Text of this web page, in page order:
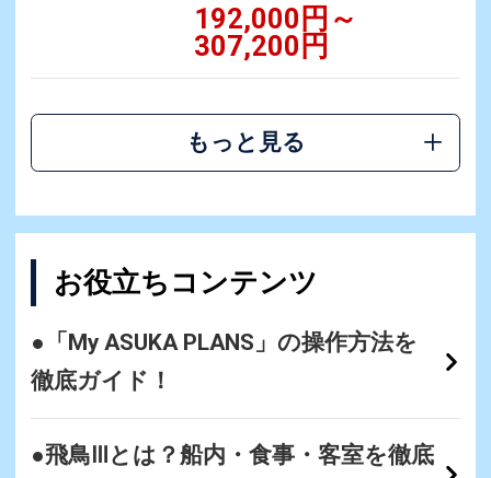
192,000円～
307,200円
もっと見る
お役立ちコンテンツ
●「My ASUKA PLANS」の操作方法を
徹底ガイド！
●飛鳥Ⅲとは？船内・食事・客室を徹底